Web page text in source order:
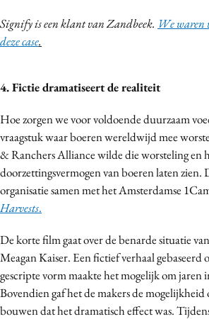
Signify is een klant van Zandbeek. We waren
deze case.
4. Fictie dramatiseert de realiteit
Hoe zorgen we voor voldoende duurzaam
vraagstuk waar boeren wereldwijd mee
& Ranchers Alliance wilde die worsteling en
doorzettingsvermogen van boeren laten zien.
organisatie samen met het Amsterdamse
Harvests.
De korte film gaat over de benarde situatie
Meagan Kaiser. Een fictief verhaal
gescripte vorm maakte het mogelijk om jaren
Bovendien gaf het de makers de mogelijkheid
bouwen dat het dramatisch effect was.